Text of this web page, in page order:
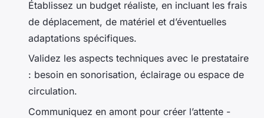
Établissez un budget réaliste, en incluant les frais
de déplacement, de matériel et d’éventuelles
adaptations spécifiques.
Validez les aspects techniques avec le prestataire
: besoin en sonorisation, éclairage ou espace de
circulation.
Communiquez en amont pour créer l’attente -